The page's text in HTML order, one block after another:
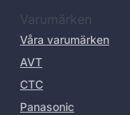
Varumärken
Våra varumärken
AVT
CTC
Panasonic